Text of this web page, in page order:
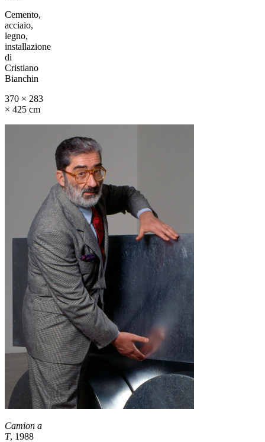
Cemento,
acciaio,
legno,
installazione
di
Cristiano
Bianchin
370 × 283
× 425 cm
Camion a
T, 1988